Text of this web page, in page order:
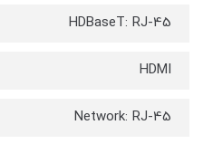
HDBaseT: RJ-45
HDMI
Network: RJ-45